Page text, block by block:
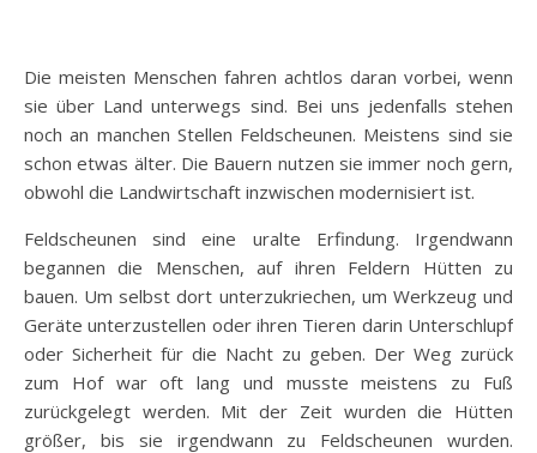
Die meisten Menschen fahren achtlos daran vorbei, wenn
sie über Land unterwegs sind. Bei uns jedenfalls stehen
noch an manchen Stellen Feldscheunen. Meistens sind sie
schon etwas älter. Die Bauern nutzen sie immer noch gern,
obwohl die Landwirtschaft inzwischen modernisiert ist.
Feldscheunen sind eine uralte Erfindung. Irgendwann
begannen die Menschen, auf ihren Feldern Hütten zu
bauen. Um selbst dort unterzukriechen, um Werkzeug und
Geräte unterzustellen oder ihren Tieren darin Unterschlupf
oder Sicherheit für die Nacht zu geben. Der Weg zurück
zum Hof war oft lang und musste meistens zu Fuß
zurückgelegt werden. Mit der Zeit wurden die Hütten
größer, bis sie irgendwann zu Feldscheunen wurden.